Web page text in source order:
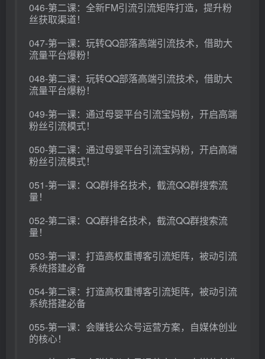
046-第二课：全新FM引流引流矩阵打造，提升粉
丝获取渠道！
047-第一课：玩转QQ部落高端引流技术，借助大
流量平台爆粉！
048-第二课：玩转QQ部落高端引流技术，借助大
流量平台爆粉！
049-第一课：通过母婴平台引流宝妈粉，开启高端
粉丝引流模式！
050-第二课：通过母婴平台引流宝妈粉，开启高端
粉丝引流模式！
051-第一课：QQ群排名技术，截流QQ群搜索流
量！
052-第二课：QQ群排名技术，截流QQ群搜索流
量！
053-第一课：打造高权重博客引流矩阵，被动引流
系统搭建必备
054-第二课：打造高权重博客引流矩阵，被动引流
系统搭建必备
055-第一课：会赚钱公众号运营方案，自媒体创业
的核心！